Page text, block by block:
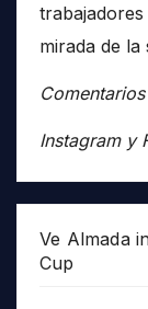
mirada de la
Instagram y
Ve Almada
Cup